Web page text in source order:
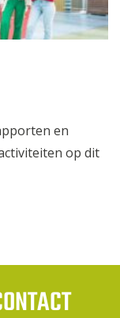
en
op dit